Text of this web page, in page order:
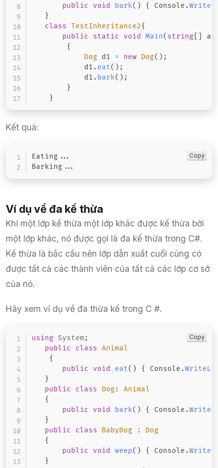
public
void bark( ) { Console .
}
class TestInheritance2{
public
static void Main( string
{
Dog d1 = new Dog( ) ;
            d1
. eat( ) ;
            d1
. bark( ) ;
}
}
Kết quả:
Eating ...
Barking ...
Copy
Ví dụ về đa kế thừa
Khi một lớp kế thừa một lớp khác được kế thừa bởi
một lớp khác, nó được gọi là đa kế thừa trong C#.
Kế thừa là bắc cầu nên lớp dẫn xuất cuối cùng có
được tất cả các thành viên của tất cả các lớp cơ sở
của nó.
Hãy xem ví dụ về đa thừa kế trong C #.
using System ;
public
class Animal
{
public
void eat( ) { Console .
}
public
class Dog :
Animal
{
public
void bark( ) { Console .
}
public
class BabyDog :
Dog
{
public
void weep( ) { Console .
}
Copy